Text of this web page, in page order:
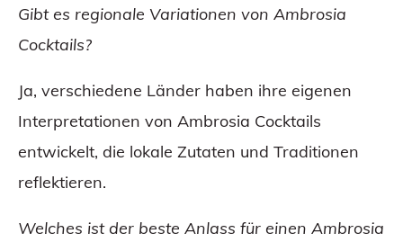
Gibt es regionale Variationen von Ambrosia
Cocktails?
Ja, verschiedene Länder haben ihre eigenen
Interpretationen von Ambrosia Cocktails
entwickelt, die lokale Zutaten und Traditionen
reflektieren.
Welches ist der beste Anlass für einen Ambrosia